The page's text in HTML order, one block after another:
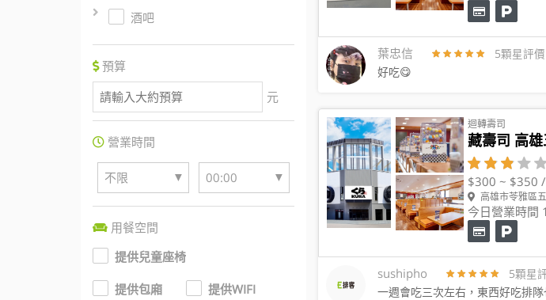
酒吧
預算
元
營業時間
不限 ▼ 00:00 ▼
用餐空間
提供兒童座椅
提供包廂 提供WIFI
葉忠信 5顆星評價
好吃😋
迴轉壽司
藏壽司 高
$300 ~ $350
高雄市苓雅區
今日營業時間
sushipho 5顆星
一週會吃三次左右，東西好吃排